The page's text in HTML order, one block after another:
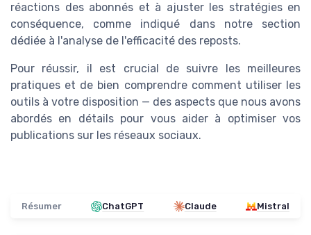
réactions des abonnés et à ajuster les stratégies en
conséquence, comme indiqué dans notre section
dédiée à l'analyse de l'efficacité des reposts.
Pour réussir, il est crucial de suivre les meilleures
pratiques et de bien comprendre comment utiliser les
outils à votre disposition — des aspects que nous avons
abordés en détails pour vous aider à optimiser vos
publications sur les réseaux sociaux.
Résumer ChatGPT Claude Mistral